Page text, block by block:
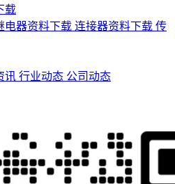
载
电器资料下载 连接器资料下载 传
讯 行业动态 公司动态